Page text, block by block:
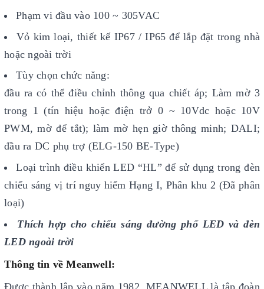
Phạm vi đầu vào 100 ~ 305VAC
Vỏ kim loại, thiết kế IP67 / IP65 để lắp đặt trong nhà
hoặc ngoài trời
Tùy chọn chức năng:
đầu ra có thể điều chỉnh thông qua chiết áp; Làm mờ 3
trong 1 (tín hiệu hoặc điện trở 0 ~ 10Vdc hoặc 10V
PWM, mờ để tắt); làm mờ hẹn giờ thông minh; DALI;
đầu ra DC phụ trợ (ELG-150 BE-Type)
Loại trình điều khiển LED “HL” để sử dụng trong đèn
chiếu sáng vị trí nguy hiểm Hạng I, Phân khu 2 (Đã phân
loại)
Thích hợp cho chiếu sáng đường phố LED và đèn
LED ngoài trời
Thông tin về Meanwell:
Được thành lập vào năm 1982, MEANWELL là tập đoàn